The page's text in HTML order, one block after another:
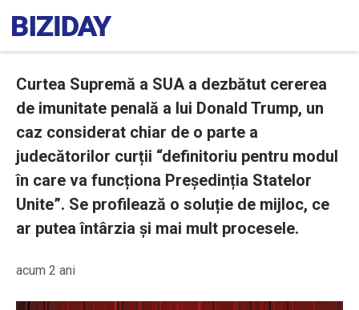
Curtea Supremă a SUA a dezbătut cererea
de imunitate penală a lui Donald Trump, un
caz considerat chiar de o parte a
judecătorilor curții “definitoriu pentru modul
în care va funcționa Președinția Statelor
Unite”. Se profilează o soluție de mijloc, ce
ar putea întârzia și mai mult procesele.
acum 2 ani